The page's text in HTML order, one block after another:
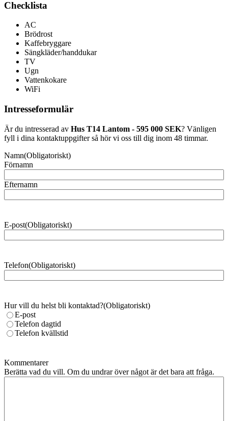
Checklista
AC
Brödrost
Kaffebryggare
Sängkläder/handdukar
TV
Ugn
Vattenkokare
WiFi
Intresseformulär
Är du intresserad av Hus T14 Lantom - 595 000 SEK? Vänligen
fyll i dina kontaktuppgifter så hör vi oss till dig inom 48 timmar.
Namn(Obligatoriskt)
Förnamn
Efternamn
E-post(Obligatoriskt)
Telefon(Obligatoriskt)
Hur vill du helst bli kontaktad?(Obligatoriskt)
E-post
Telefon dagtid
Telefon kvällstid
Kommentarer
Berätta vad du vill. Om du undrar över något är det bara att fråga.